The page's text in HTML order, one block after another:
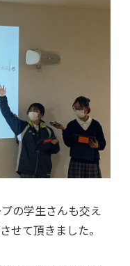
の学生さんも交え
させて頂きました。